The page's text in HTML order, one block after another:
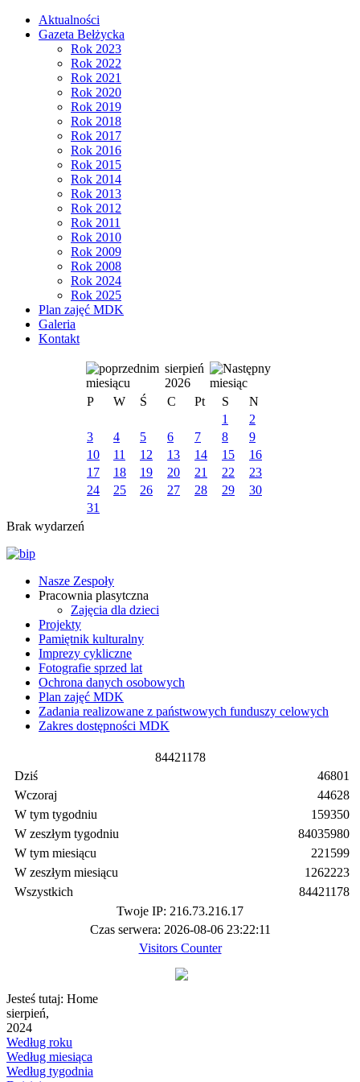
Aktualności
Gazeta Bełżycka
Rok 2023
Rok 2022
Rok 2021
Rok 2020
Rok 2019
Rok 2018
Rok 2017
Rok 2016
Rok 2015
Rok 2014
Rok 2013
Rok 2012
Rok 2011
Rok 2010
Rok 2009
Rok 2008
Rok 2024
Rok 2025
Plan zajęć MDK
Galeria
Kontakt
sierpień
2026
P
W Ś C Pt S
N
1
2
3
4 5 6 7 8
9
10
11 12 13 14 15
16
17
18 19 20 21 22
23
24
25 26 27 28 29
30
31
Brak wydarzeń
Nasze Zespoły
Pracownia plasytczna
Zajęcia dla dzieci
Projekty
Pamiętnik kulturalny
Imprezy cykliczne
Fotografie sprzed lat
Ochrona danych osobowych
Plan zajęć MDK
Zadania realizowane z państwowych funduszy celowych
Zakres dostępności MDK
844211 78
Dziś
Wczoraj
W tym tygodniu
W zeszłym tygodniu
W tym miesiącu
W zeszłym miesiącu
Wszystkich
46801
44628
159350
84035980
221599
1262223
84421178
Twoje IP: 216.73.216.17
Czas serwera: 2026-08-06 23:22:11
Visitors Counter
Jesteś tutaj: Home
sierpień,
2024
Według roku
Według miesiąca
Według tygodnia